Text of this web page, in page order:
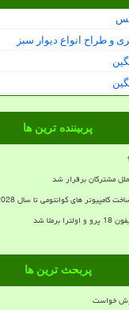
و طراح انواع دیوار سبز
پربیننده ترین ها
مشترکان برقرار شد
های کوانتومی تا سال 2028
شد
پربحث ترین ها
خواست